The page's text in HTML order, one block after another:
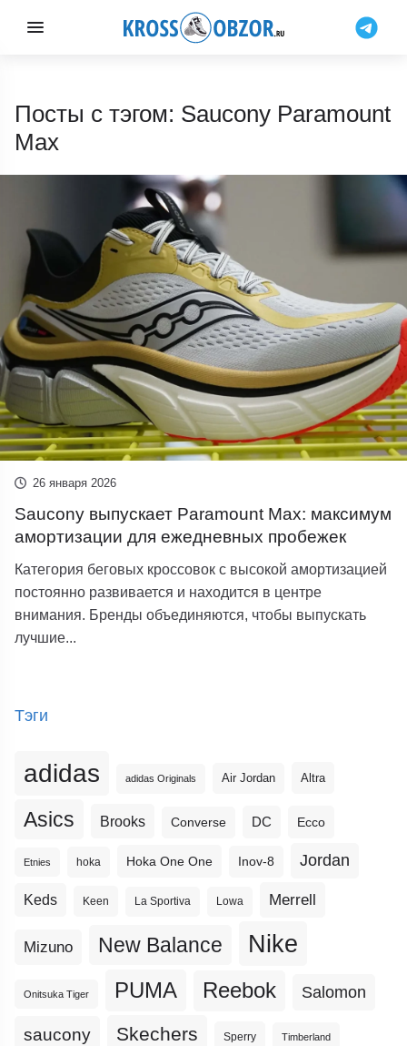
Посты с тэгом: Saucony Paramount
Max
26 января 2026
Saucony выпускает Paramount Max: максимум
амортизации для ежедневных пробежек
Категория беговых кроссовок с высокой амортизацией
постоянно развивается и находится в центре
внимания. Бренды объединяются, чтобы выпускать
лучшие...
Тэги
adidas adidas Originals Air Jordan Altra
Asics Brooks Converse DC Ecco
Etnies hoka Hoka One One Inov-8 Jordan
Keds Keen La Sportiva Lowa Merrell
Mizuno New Balance Nike
Onitsuka Tiger PUMA Reebok Salomon
saucony Skechers Sperry Timberland